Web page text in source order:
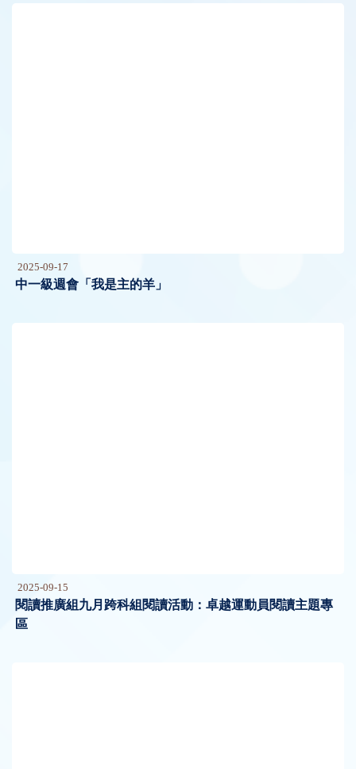
2025-09-17
中一級週會「我是主的羊」
2025-09-15
閱讀推廣組九月跨科組閱讀活動：卓越運動員閱讀主題專
區